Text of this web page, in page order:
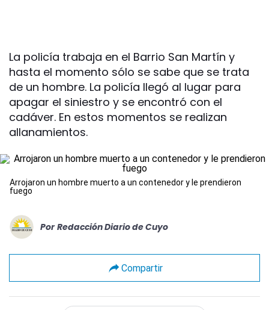
La policía trabaja en el Barrio San Martín y
hasta el momento sólo se sabe que se trata
de un hombre. La policía llegó al lugar para
apagar el siniestro y se encontró con el
cadáver. En estos momentos se realizan
allanamientos.
Arrojaron un hombre muerto a un contenedor y le prendieron
fuego
Por Redacción Diario de Cuyo
Compartir